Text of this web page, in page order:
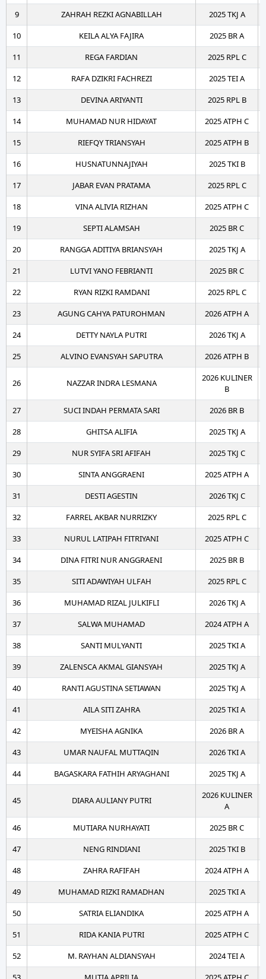
9
ZAHRAH REZKI AGNABILLAH
2025 TKJ A
10
KEILA ALYA FAJIRA
2025 BR A
11
REGA FARDIAN
2025 RPL C
12
RAFA DZIKRI FACHREZI
2025 TEI A
13
DEVINA ARIYANTI
2025 RPL B
14
MUHAMAD NUR HIDAYAT
2025 ATPH C
15
RIEFQY TRIANSYAH
2025 ATPH B
16
HUSNATUNNAJIYAH
2025 TKI B
17
JABAR EVAN PRATAMA
2025 RPL C
18
VINA ALIVIA RIZHAN
2025 ATPH C
19
SEPTI ALAMSAH
2025 BR C
20
RANGGA ADITIYA BRIANSYAH
2025 TKJ A
21
LUTVI YANO FEBRIANTI
2025 BR C
22
RYAN RIZKI RAMDANI
2025 RPL C
23
AGUNG CAHYA PATUROHMAN
2026 ATPH A
24
DETTY NAYLA PUTRI
2026 TKJ A
25
ALVINO EVANSYAH SAPUTRA 2026 ATPH B
26 NAZZAR INDRA LESMANA
2026 KULINER
B
27
SUCI INDAH PERMATA SARI
2026 BR B
28
GHITSA ALIFIA
2025 TKJ A
29
NUR SYIFA SRI AFIFAH
2025 TKJ C
30
SINTA ANGGRAENI
2025 ATPH A
31
DESTI AGESTIN
2026 TKJ C
32
FARREL AKBAR NURRIZKY
2025 RPL C
33
NURUL LATIPAH FITRIYANI
2025 ATPH C
34
DINA FITRI NUR ANGGRAENI
2025 BR B
35
SITI ADAWIYAH ULFAH
2025 RPL C
36
MUHAMAD RIZAL JULKIFLI
2026 TKJ A
37
SALWA MUHAMAD
2024 ATPH A
38
SANTI MULYANTI
2025 TKI A
39
ZALENSCA AKMAL GIANSYAH
2025 TKJ A
40
RANTI AGUSTINA SETIAWAN
2025 TKJ A
41
AILA SITI ZAHRA
2025 TKI A
42
MYEISHA AGNIKA
2026 BR A
43
UMAR NAUFAL MUTTAQIN
2026 TKI A
44
BAGASKARA FATHIH ARYAGHANI 2025 TKJ A
45 DIARA AULIANY PUTRI
2026 KULINER
A
46
MUTIARA NURHAYATI
2025 BR C
47
NENG RINDIANI
2025 TKI B
48
ZAHRA RAFIFAH
2024 ATPH A
49
MUHAMAD RIZKI RAMADHAN
2025 TKI A
50
SATRIA ELIANDIKA
2025 ATPH A
51
RIDA KANIA PUTRI
2025 ATPH C
52
M. RAYHAN ALDIANSYAH
2024 TEI A